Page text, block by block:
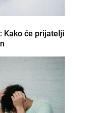
Kako će prijatelji